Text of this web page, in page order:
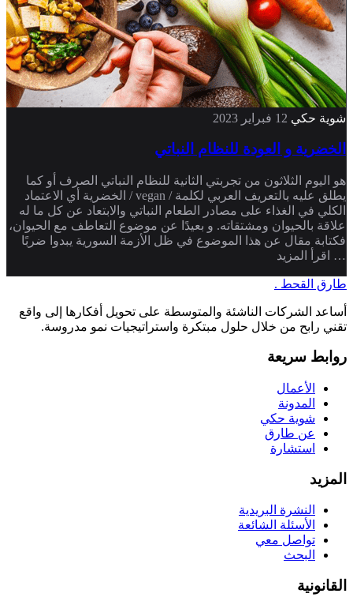
شوية حكي 12 فبراير 2023
الخضرية و العودة للنظام النباتي
هو اليوم الثلاثون من تجربتي الثانية للنظام النباتي الصرف أو كما
يطلق عليه بالتعريف العربي لكلمة / vegan / الخضرية أي الاعتماد
الكلي في الغذاء على مصادر الطعام النباتي والابتعاد عن كل ما له
علاقة بالحيوان ومشتقاته. و بعيدًا عن موضوع التعاطف مع الحيوان،
فكتابة مقال عن هذا الموضوع في ظل الأزمة السورية يبدوا ضربًا
… اقرأ المزيد
طارق القحط .
أساعد الشركات الناشئة والمتوسطة على تحويل أفكارها إلى واقع
تقني رابح من خلال حلول مبتكرة واستراتيجيات نمو مدروسة.
روابط سريعة
الأعمال
المدونة
شوية حكي
عن طارق
استشارة
المزيد
النشرة البريدية
الأسئلة الشائعة
تواصل معي
البحث
القانونية